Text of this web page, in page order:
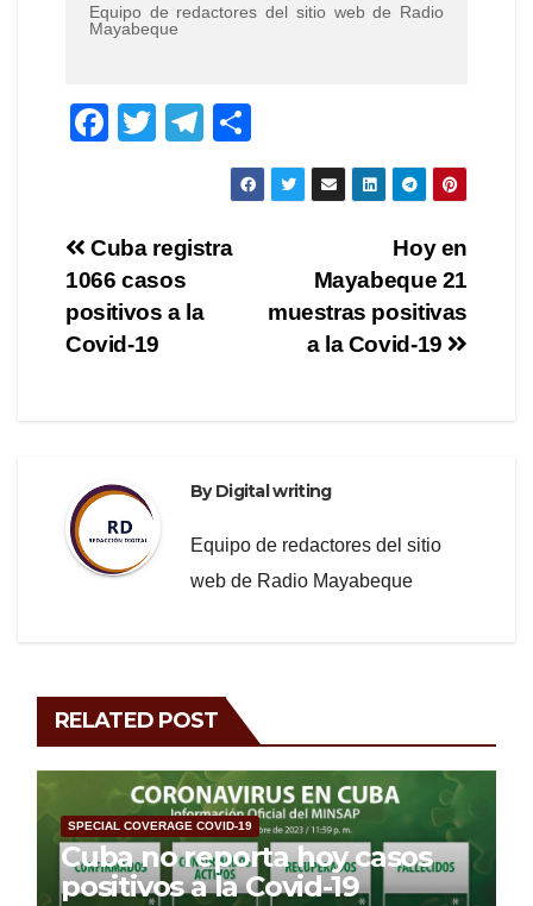
Equipo de redactores del sitio web de Radio
Mayabeque
F
e
b
o
o
T
er
T
el
gr
m
h
ar
Post
navigation
Hoy en
Mayabeque 21
muestras positivas
a la Covid-19
Cuba registra
1066 casos
positivos a la
Covid-19
ByDigital writing
Equipo de redactores del sitio
web de Radio Mayabeque
RELATED POST
SPECIAL COVERAGE COVID-19
Cuba no reporta hoy casos
positivos a la Covid-19